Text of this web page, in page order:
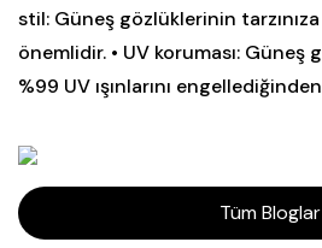
stil: Güneş gözlüklerinin
önemlidir. • UV koruması: Güneş
%99 UV ışınlarını
Tüm Bloglar